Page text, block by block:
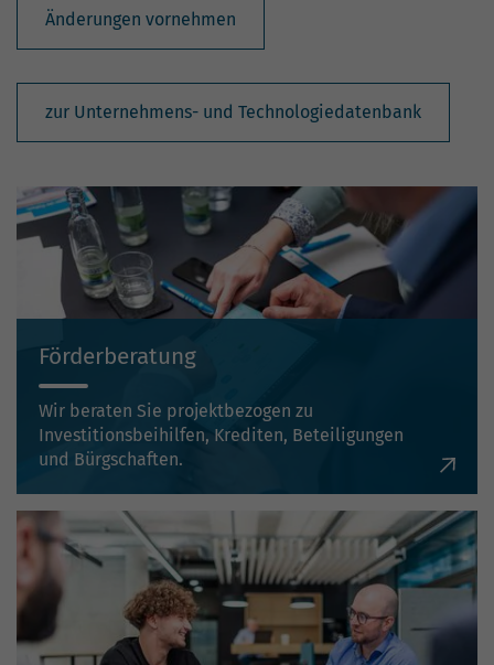
Änderungen vornehmen
zur Unternehmens- und Technologiedatenbank
Förderberatung
Wir beraten Sie projektbezogen zu
Investitionsbeihilfen, Krediten, Beteiligungen
und Bürgschaften.